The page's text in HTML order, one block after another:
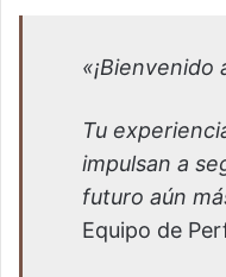
«¡Bienvenido
Tu
impulsan a
futuro aún
Equipo de